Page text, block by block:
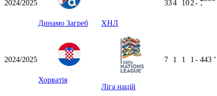
2024/2025
Динамо Загреб ХНЛ
334 102-
ʼ
2024/2025
Хорватія
Ліга націй
7 1 1 1 - 443 ʼ